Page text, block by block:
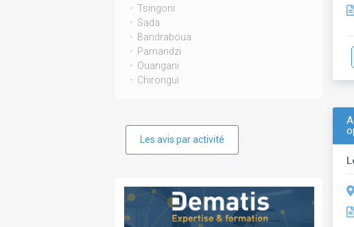
Tsingoni
Sada
Bandraboua
Pamandzi
Ouangani
Chirongui
Les avis par activité